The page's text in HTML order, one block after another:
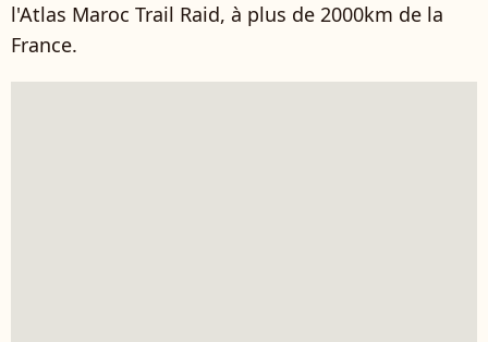
l'Atlas Maroc Trail Raid, à plus de 2000km de la
France.